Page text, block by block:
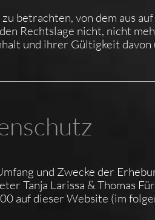
betrachten, von dem aus
Rechtslage nicht, nicht
und ihrer Gültigkeit
und Zwecke der
Tanja Larissa & Thomas
auf dieser Website (im